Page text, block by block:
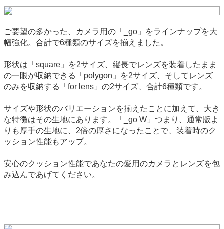
ご要望の多かった、カメラ用の「_go」をラインナップを大
幅強化。合計で6種類のサイズを揃えました。
形状は「square」を2サイズ、縦長でレンズを装着したまま
の一眼が収納できる「polygon」を2サイズ、そしてレンズ
のみを収納する「for lens」の2サイズ、合計6種類です。
サイズや形状のバリエーションを揃えたことに加えて、大き
な特徴はその生地にあります。「_go W」つまり、通常版よ
りも厚手の生地に、2倍の厚さになったことで、装着時のク
ッション性能もアップ。
安心のクッション性能であなたの愛用のカメラとレンズを包
み込んであげてください。